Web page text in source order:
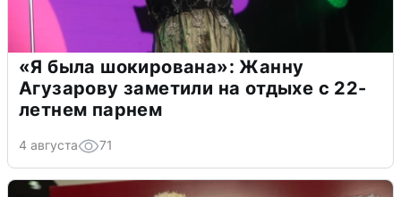
«Я была шокирована»: Жанну
Агузарову заметили на отдыхе с 22-
летнем парнем
4 августа 71